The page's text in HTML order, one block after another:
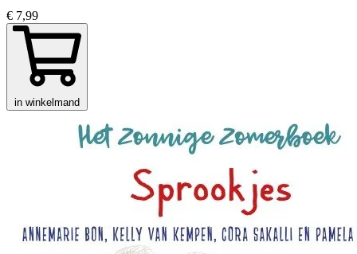
€ 7,99
in winkelmand